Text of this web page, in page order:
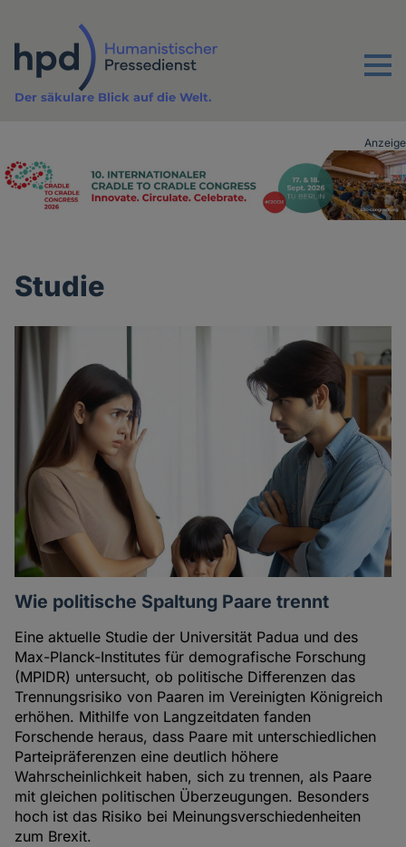
Inhalt
Menu
Der säkulare Blick auf die Welt.
Advertising
Anzeige
Studie
Wie politische Spaltung Paare trennt
Eine aktuelle Studie der Universität Padua und des
Max-Planck-Institutes für demografische Forschung
(MPIDR) untersucht, ob politische Differenzen das
Trennungsrisiko von Paaren im Vereinigten Königreich
erhöhen. Mithilfe von Langzeitdaten fanden
Forschende heraus, dass Paare mit unterschiedlichen
Parteipräferenzen eine deutlich höhere
Wahrscheinlichkeit haben, sich zu trennen, als Paare
mit gleichen politischen Überzeugungen. Besonders
hoch ist das Risiko bei Meinungsverschiedenheiten
zum Brexit.